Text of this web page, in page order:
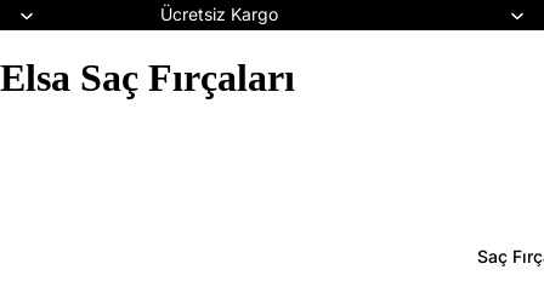
Ücretsiz Kargo
Elsa Saç Fırçaları
Saç